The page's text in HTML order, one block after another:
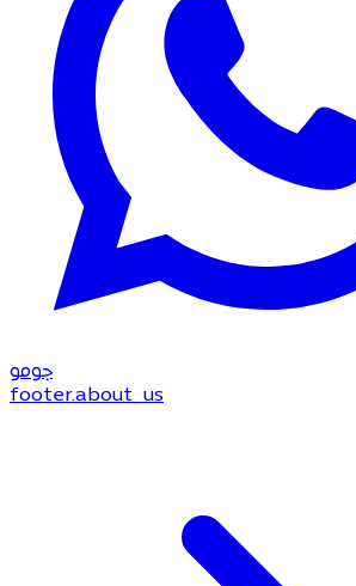
جومو
footer.about_us